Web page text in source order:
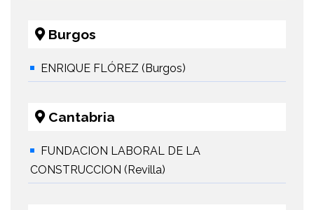
Burgos
ENRIQUE FLÓREZ (Burgos)
Cantabria
FUNDACION LABORAL DE LA
CONSTRUCCION (Revilla)